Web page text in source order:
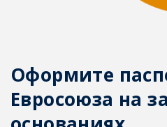
Оформите
Евросоюза на